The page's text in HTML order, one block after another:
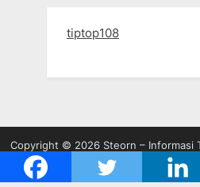
tiptop108
Copyright © 2026 Steorn – Informasi
Powered by
PressBook